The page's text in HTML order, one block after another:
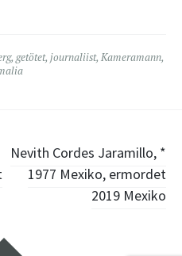
, getötet, journaliist, Kameramann,
Nevith Cordes Jaramillo, *
1977 Mexiko, ermordet
2019 Mexiko
Widgets